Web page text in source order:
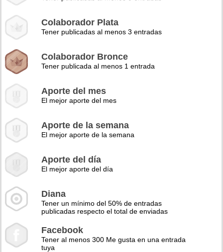
Colaborador Plata
Tener publicadas al menos 3 entradas
Colaborador Bronce
Tener publicada al menos 1 entrada
Aporte del mes
El mejor aporte del mes
Aporte de la semana
El mejor aporte de la semana
Aporte del día
El mejor aporte del día
Diana
Tener un mínimo del 50% de entradas
publicadas respecto el total de enviadas
Facebook
Tener al menos 300 Me gusta en una entrada
tuya